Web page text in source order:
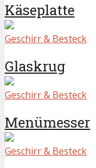
Käseplatte
Geschirr & Besteck
Glaskrug
Geschirr & Besteck
Menümesser
Geschirr & Besteck